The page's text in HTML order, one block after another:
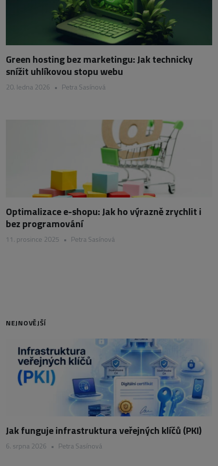
Green hosting bez marketingu: Jak technicky
snížit uhlíkovou stopu webu
20. ledna 2026 • Petra Sasínová
Optimalizace e-shopu: Jak ho výrazně zrychlit i
bez programování
11. prosince 2025 • Petra Sasínová
NEJNOVĚJŠÍ
Jak funguje infrastruktura veřejných klíčů (PKI)
6. srpna 2026 • Petra Sasínová